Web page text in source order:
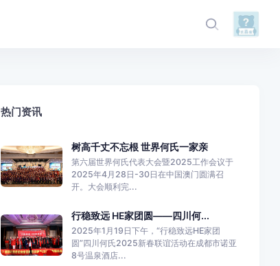
热门资讯
树高千丈不忘根 世界何氏一家亲
第六届世界何氏代表大会暨2025工作会议于
2025年4月28日-30日在中国澳门圆满召
开。大会顺利完...
行稳致远 HE家团圆——四川何...
2025年1月19日下午，“行稳致远HE家团
圆”四川何氏2025新春联谊活动在成都市诺亚
8号温泉酒店...